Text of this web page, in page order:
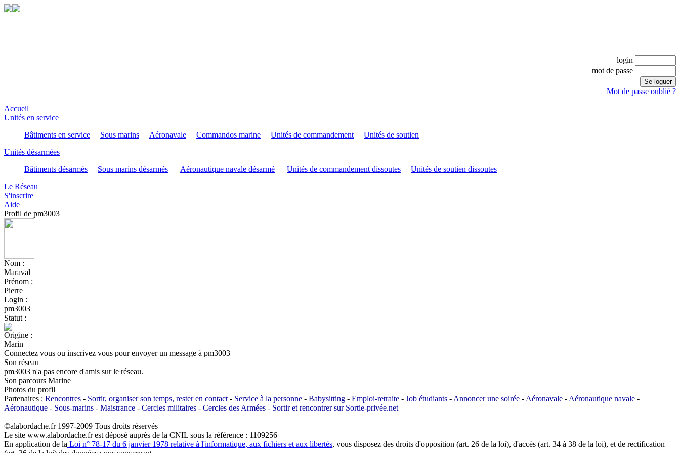
login
mot de passe
Mot de passe oublié ?
Accueil
Unités en service
Bâtiments en service
Sous marins Aéronavale Commandos marine Unités de commandement
Unités de soutien
Unités désarmées
Bâtiments désarmés
Sous marins désarmés Aéronautique navale désarmé Unités de commandement dissoutes
Unités de soutien dissoutes
Le Réseau
S'inscrire
Aide
Profil de pm3003
Nom :
Maraval
Prénom :
Pierre
Login :
pm3003
Statut :
Origine :
Marin
Connectez vous ou inscrivez vous pour envoyer un message à pm3003
Son réseau
pm3003 n'a pas encore d'amis sur le réseau.
Son parcours Marine
Photos du profil
Partenaires : Rencontres - Sortir, organiser son temps, rester en contact - Service à la personne - Babysitting - Emploi-retraite - Job étudiants - Annoncer une soirée - Aéronavale - Aéronautique navale -
Aéronautique - Sous-marins - Maistrance - Cercles militaires - Cercles des Armées - Sortir et rencontrer sur Sortie-privée.net
©alabordache.fr 1997-2009 Tous droits réservés
Le site www.alabordache.fr est déposé auprès de la CNIL sous la référence : 1109256
En application de la Loi n° 78-17 du 6 janvier 1978 relative à l'informatique, aux fichiers et aux libertés, vous disposez des droits d'opposition (art. 26 de la loi), d'accès (art. 34 à 38 de la loi), et de rectification